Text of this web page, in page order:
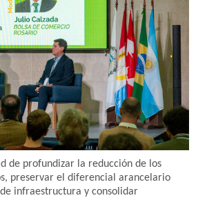
de profundizar la reducción de los
preservar el diferencial arancelario
infraestructura y consolidar